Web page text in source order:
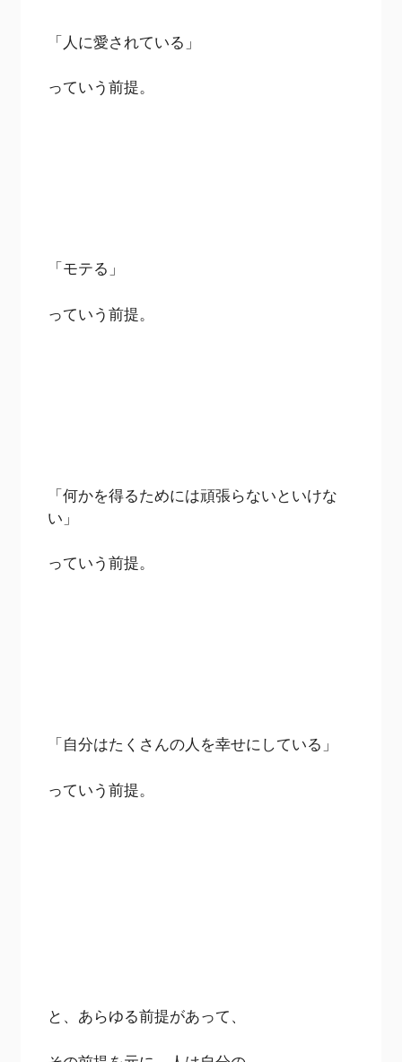
「人に愛されている」
っていう前提。
「モテる」
っていう前提。
「何かを得るためには頑張らないといけな
い」
っていう前提。
「自分はたくさんの人を幸せにしている」
っていう前提。
と、あらゆる前提があって、